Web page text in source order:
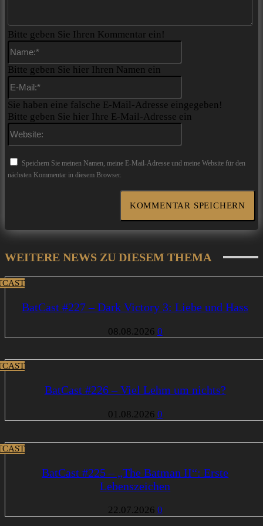
Bitte geben Sie Ihren Kommentar ein!
Bitte geben Sie hier Ihren Namen ein
Sie haben eine falsche E-Mail-Adresse eingegeben!
Bitte geben Sie hier Ihre E-Mail-Adresse ein
Speichern Sie meinen Namen, meine E-Mail-Adresse und meine Website für den
nächsten Kommentar in diesem Browser.
WEITERE NEWS ZU DIESEM THEMA
BatCast #227 – Dark Victory 3: Liebe und Hass
08.08.2026 0
BatCast #226 – Viel Lehm um nichts?
01.08.2026 0
BatCast #225 – „The Batman II“: Erste
Lebenszeichen
22.07.2026 0